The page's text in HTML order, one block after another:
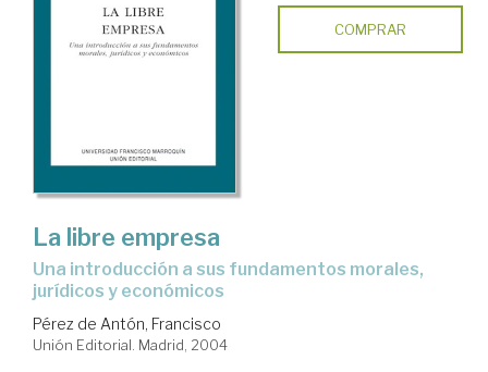
COMPRAR
La libre empresa
una introducción a sus fundamentos morales,
jurídicos y económicos
Pérez de Antón, Francisco
Unión Editorial. Madrid, 2004